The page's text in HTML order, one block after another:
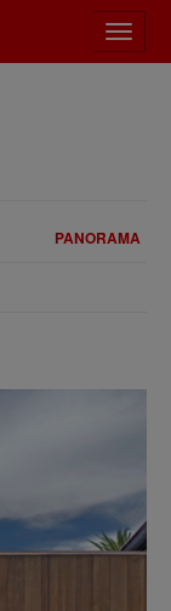
meniu
PANORAMA